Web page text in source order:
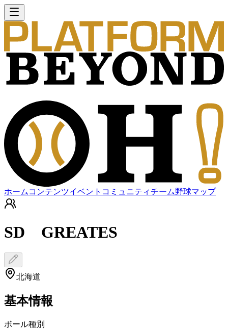
ホーム コンテンツイベント コミュニティチーム野球マップ
SD GREATES
北海道
基本情報
ボール種別